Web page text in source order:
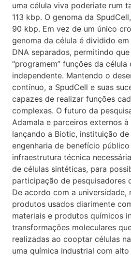
uma célula viva poderiate rum
113 kbp. O genoma da
90 kbp. Em vez de um único
genoma da célula é dividido
DNA separados, permitindo
“programem” funções da célula
independente. Mantendo o
contínuo, a SpudCell e suas
capazes de realizar funções
complexas. O futuro da
Adamala e parceiros externos
lançando a Biotic, instituição de
engenharia de benefício
infraestrutura técnica
de células sintéticas, para
participação de pesquisadores
De acordo com a universidade,
produtos usados diarimente
materiais e produtos químicos
transformações moleculares
realizadas ao cooptar células
uma química industrial com